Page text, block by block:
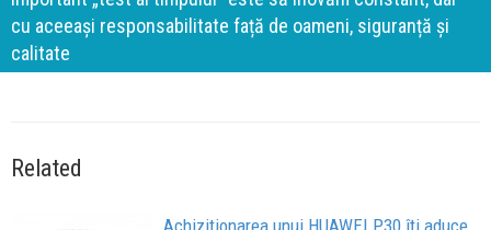
cu aceeași responsabilitate față de oameni, siguranță și
calitate
Related